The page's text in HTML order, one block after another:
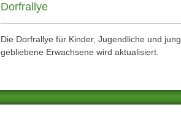
Dorfrallye
Die Dorfrallye für Kinder, Jugendliche und jung
gebliebene Erwachsene wird aktualisiert.